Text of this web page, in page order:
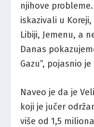
njihove
iskazivali u
Libiji, Jemenu, a
Danas
Gazu”, pojasnio
Naveo je da je
koji je jučer
više od 1,5